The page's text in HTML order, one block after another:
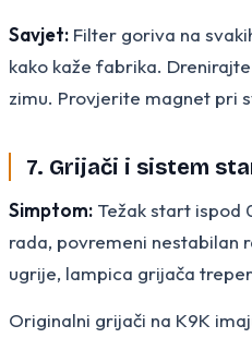
Savjet: Filter goriva na
kako kaže fabrika.
zimu. Provjerite magnet pri
7. Grijači i sistem
Simptom: Težak start ispod
rada, povremeni nestabilan
ugrije, lampica grijača
Originalni grijači na K9K